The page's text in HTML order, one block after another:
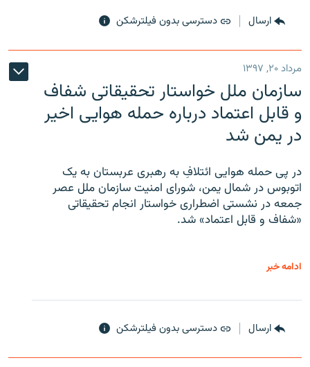
ارسال دسترسی بدون فیلترشکن
مرداد ۲۰, ۱۳۹۷
سازمان ملل خواستار تحقیقاتی شفاف
و قابل اعتماد درباره حمله هوایی اخیر
در یمن شد
در پی حمله هوایی ائتلافِ به رهبری عربستان به یک
اتوبوس در شمال یمن، شورای امنیت سازمان ملل عصر
جمعه در نشستی اضطراری خواستار انجام تحقیقاتی
«شفاف و قابل اعتماد» شد.
ادامه خبر
ارسال دسترسی بدون فیلترشکن